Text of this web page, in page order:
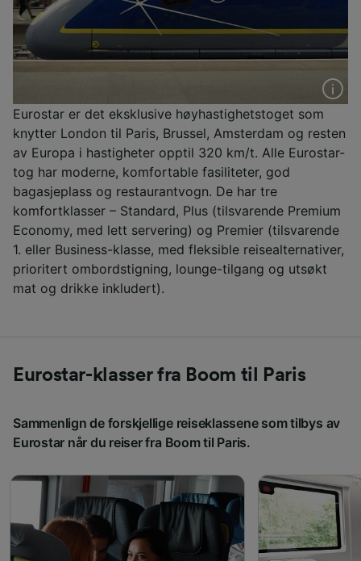
Eurostar er det eksklusive høyhastighetstoget som
knytter London til Paris, Brussel, Amsterdam og resten
av Europa i hastigheter opptil 320 km/t. Alle Eurostar-
tog har moderne, komfortable fasiliteter, god
bagasjeplass og restaurantvogn. De har tre
komfortklasser – Standard, Plus (tilsvarende Premium
Economy, med lett servering) og Premier (tilsvarende
1. eller Business-klasse, med fleksible reisealternativer,
prioritert ombordstigning, lounge-tilgang og utsøkt
mat og drikke inkludert).
Eurostar-klasser fra Boom til Paris
Sammenlign de forskjellige reiseklassene som tilbys av
Eurostar når du reiser fra Boom til Paris.